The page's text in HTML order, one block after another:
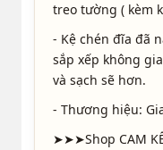
treo tường ( kèm
- Kệ chén đĩa đã
sắp xếp không
và sạch sẽ hơn.
- Thương hiệu:
➤➤➤Shop CAM